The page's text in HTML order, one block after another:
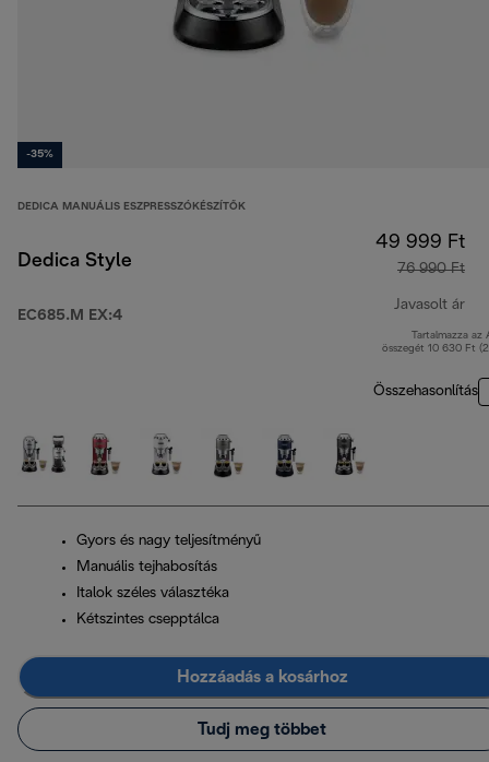
-35%
DEDICA MANUÁLIS ESZPRESSZÓKÉSZÍTŐK
Dedica Style
EC685.M EX:4
49 999 Ft
76 990 Ft
Javasolt ár
Tartalmazza az
összegét 10 630 Ft
Összehasonlítás
Gyors és nagy teljesítményű
Manuális tejhabosítás
Italok széles választéka
Kétszintes csepptálca
Hozzáadás a kosárhoz
Tudj meg többet